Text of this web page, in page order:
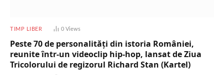
TIMP LIBER 0 Views
Peste 70 de personalități din istoria României,
reunite într-un videoclip hip-hop, lansat de Ziua
Tricolorului de regizorul Richard Stan (Kartel)